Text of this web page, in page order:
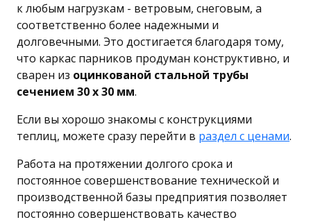
к любым нагрузкам - ветровым, снеговым, а
соответственно более надежными и
долговечными. Это достигается благодаря тому,
что каркас парников продуман конструктивно, и
сварен из оцинкованой стальной трубы
сечением 30 х 30 мм.
Если вы хорошо знакомы с конструкциями
теплиц, можете сразу перейти в раздел с ценами.
Работа на протяжении долгого срока и
постоянное совершенствование технической и
производственной базы предприятия позволяет
постоянно совершенствовать качество